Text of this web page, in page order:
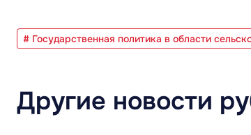
# Государственная политика в области
Другие новости